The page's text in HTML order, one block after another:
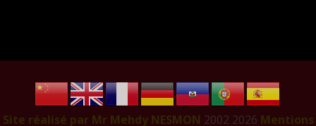
Site réalisé par Mr Mehdy NESMON 2002 2026 Mentions